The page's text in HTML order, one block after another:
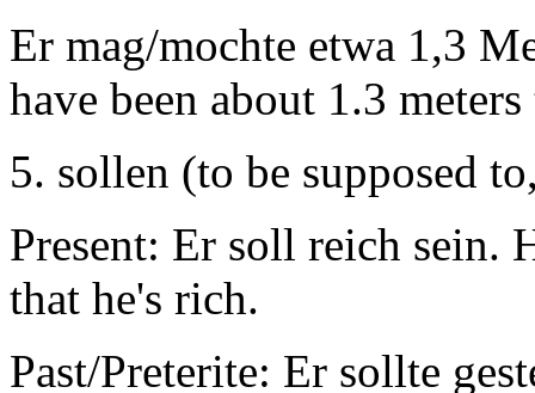
Er mag/mochte etwa 1,3
have been about 1.3
5. sollen (to be supposed
Present: Er soll reich sein.
that he's rich.
Past/Preterite: Er sollte